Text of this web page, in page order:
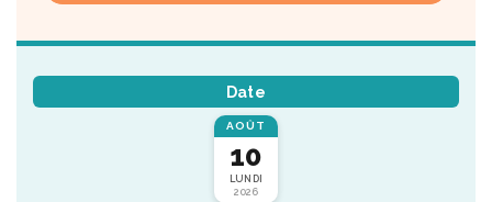
Date
AOÛT
10
LUNDI
2026